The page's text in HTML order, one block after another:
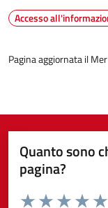
Accesso
Pagina aggiornata il
Quanto sono
pagina?
Valuta da 1 a 5 stelle